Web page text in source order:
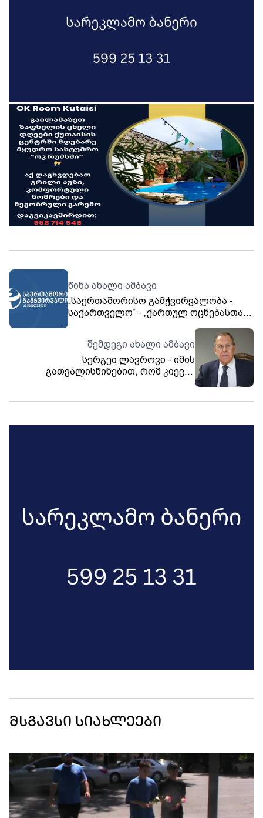
წინა ახალი ამბავი
„საერთაშორისო გამჭვირვალობა -
საქართველო“ - „ქართულ ოცნებასთან“
ბიზნესმენმა შესყიდვებით და
სახელმწიფო პროგრამებით 16 მლნ
ლარამდე იხეირა
შემდეგი ახალი ამბავი
სერგეი ლავროვი - იმის
გათვალისწინებით, რომ კიევის
მსგავსი სიახლეები